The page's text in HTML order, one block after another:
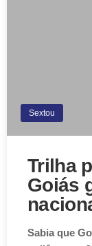
Sextou
Trilha
Goiás
Sabia que